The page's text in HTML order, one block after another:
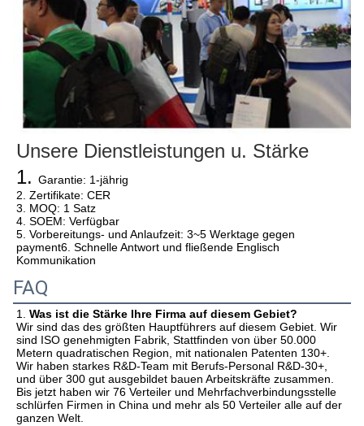
Unsere Dienstleistungen u. Stärke
1. Garantie: 1-jährig
2. Zertifikate: CER
3. MOQ: 1 Satz
4. SOEM: Verfügbar
5. Vorbereitungs- und Anlaufzeit: 3~5 Werktage gegen
payment6. Schnelle Antwort und fließende Englisch
Kommunikation
FAQ
1. Was ist die Stärke Ihre Firma auf diesem Gebiet?
Wir sind das des größten Hauptführers auf diesem Gebiet. Wir
sind ISO genehmigten Fabrik, Stattfinden von über 50.000
Metern quadratischen Region, mit nationalen Patenten 130+.
Wir haben starkes R&D-Team mit Berufs-Personal R&D-30+,
und über 300 gut ausgebildet bauen Arbeitskräfte zusammen.
Bis jetzt haben wir 76 Verteiler und Mehrfachverbindungsstelle
schlürfen Firmen in China und mehr als 50 Verteiler alle auf der
ganzen Welt.